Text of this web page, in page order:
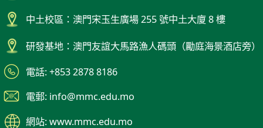
中土校區：澳門宋玉生廣場 255 號中土大廈 8 樓
研發基地：澳門友誼大馬路漁人碼頭（勵庭海景酒店旁）
電話: +853 2878 8186
電郵: info@mmc.edu.mo
網站: www.mmc.edu.mo